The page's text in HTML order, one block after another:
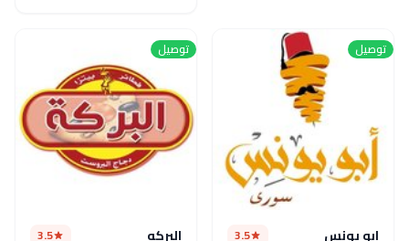
توصيل
ابو يونس 3.5
توصيل
البركه 3.5